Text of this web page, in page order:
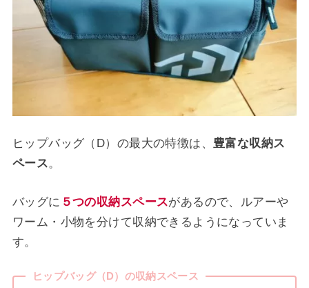
ヒップバッグ（D）の最大の特徴は、豊富な収納ス
ペース。
バッグに ５つの収納スペースがあるので、ルアーや
ワーム・小物を分けて収納できるようになっていま
す。
ヒップバッグ（D）の収納スペース